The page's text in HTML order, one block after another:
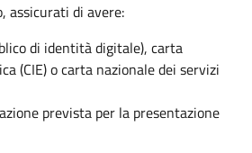
assicurati di avere:
di identità digitale), carta
(CIE) o carta nazionale dei servizi
prevista per la presentazione